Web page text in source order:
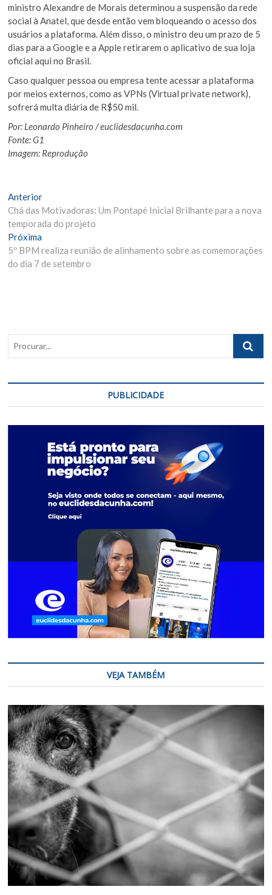
ministro Alexandre de Morais determinou a suspensão da rede
social à Anatel, que desde então vem bloqueando o acesso dos
usuários a plataforma. Além disso, o ministro deu um prazo de 5
dias para a Google e a Apple retirarem o aplicativo de sua loja
oficial aqui no Brasil.
Caso qualquer pessoa ou empresa tente acessar a plataforma
por meios externos, como as VPNs (Virtual private network),
sofrerá multa diária de R$50 mil.
Por: Leonardo Pinheiro / euclidesdacunha.com
Fonte: G1
Imagem: Reprodução
Navegação
de
Post
AnteriorMatéria
Anterior:
Chá das Motivadoras: Um Pontapé Inicial Brilhante para a nova
temporada do projeto
Próxima
Materia:
5º BPM realiza reunião de alinhamento sobre as comemorações
do dia 7 de setembro
PUBLICIDADE
VEJA TAMBÉM